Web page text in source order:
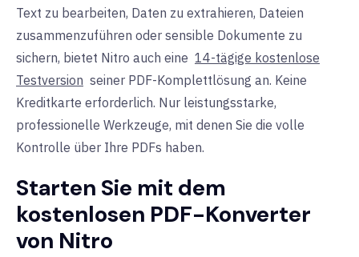
Text zu bearbeiten, Daten zu extrahieren, Dateien
zusammenzuführen oder sensible Dokumente zu
sichern, bietet Nitro auch eine 14-tägige kostenlose
Testversion seiner PDF-Komplettlösung an. Keine
Kreditkarte erforderlich. Nur leistungsstarke,
professionelle Werkzeuge, mit denen Sie die volle
Kontrolle über Ihre PDFs haben.
Starten Sie mit dem
kostenlosen PDF-Konverter
von Nitro